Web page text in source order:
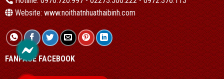
Website: www.noithatnhuathaibinh.com
FANPACE FACEBOOK